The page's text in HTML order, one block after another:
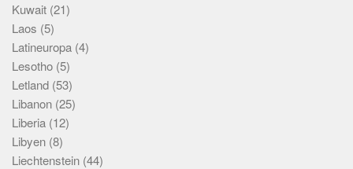
Kuwait (21)
Laos (5)
Latineuropa (4)
Lesotho (5)
Letland (53)
Libanon (25)
Liberia (12)
Libyen (8)
Liechtenstein (44)